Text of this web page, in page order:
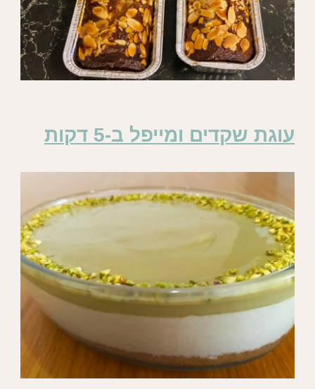
עוגת שקדים ומייפל ב-5 דקות